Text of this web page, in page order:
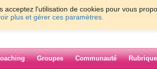
acceptez l'utilisation de cookies pour vous
plus et gérer ces paramètres.
Groupes Communauté